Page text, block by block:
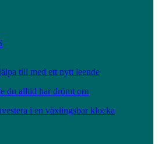
till med ett nytt leende
du alltid har drömt om
i en växlingsbar klocka